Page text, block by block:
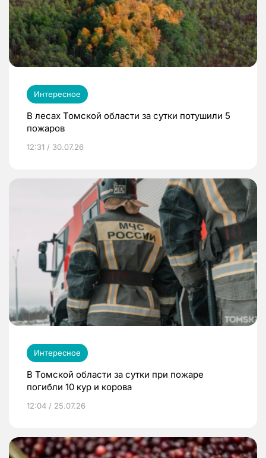
Интересное
В лесах Томской области за сутки потушили 5
пожаров
12:31 / 30.07.26
Интересное
В Томской области за сутки при пожаре
погибли 10 кур и корова
12:04 / 25.07.26